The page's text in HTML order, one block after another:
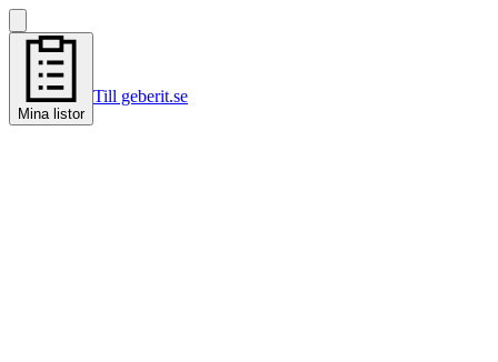
Mina listor
Till geberit.se